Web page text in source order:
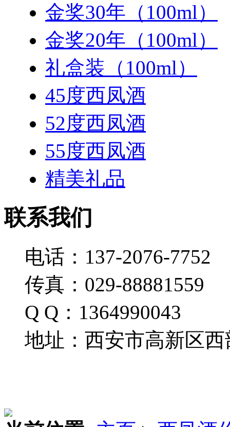
金奖30年（100ml）
金奖20年（100ml）
礼盒装（100ml）
45度西凤酒
52度西凤酒
55度西凤酒
精美礼品
联系我们
电话：137-2076-7752
传真：029-88881559
Q Q：1364990043
地址：西安市高新区西